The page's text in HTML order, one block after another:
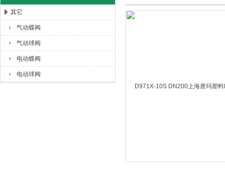
上海唐玛泵阀有限公司
其它
气动蝶阀
气动球阀
电动蝶阀
电动球阀